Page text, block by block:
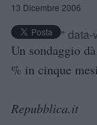
13 Dicembre 2006
"
Un sondaggio
% in cinque mesi
Repubblica.it